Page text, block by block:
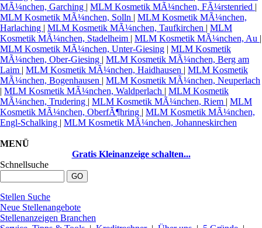
MÃ¼nchen, Garching | MLM Kosmetik MÃ¼nchen, FÃ¼rstenried |
MLM Kosmetik MÃ¼nchen, Solln | MLM Kosmetik MÃ¼nchen,
Harlaching | MLM Kosmetik MÃ¼nchen, Taufkirchen | MLM
Kosmetik MÃ¼nchen, Stadelheim | MLM Kosmetik MÃ¼nchen, Au |
MLM Kosmetik MÃ¼nchen, Unter-Giesing | MLM Kosmetik
MÃ¼nchen, Ober-Giesing | MLM Kosmetik MÃ¼nchen, Berg am
Laim | MLM Kosmetik MÃ¼nchen, Haidhausen | MLM Kosmetik
MÃ¼nchen, Bogenhausen | MLM Kosmetik MÃ¼nchen, Neuperlach
| MLM Kosmetik MÃ¼nchen, Waldperlach | MLM Kosmetik
MÃ¼nchen, Trudering | MLM Kosmetik MÃ¼nchen, Riem | MLM
Kosmetik MÃ¼nchen, OberfÃ¶hring | MLM Kosmetik MÃ¼nchen,
Engl-Schalking | MLM Kosmetik MÃ¼nchen, Johanneskirchen
MENÜ
Gratis Kleinanzeige schalten...
Schnellsuche
Stellen Suche
Neue Stellenangebote
Stellenanzeigen Branchen